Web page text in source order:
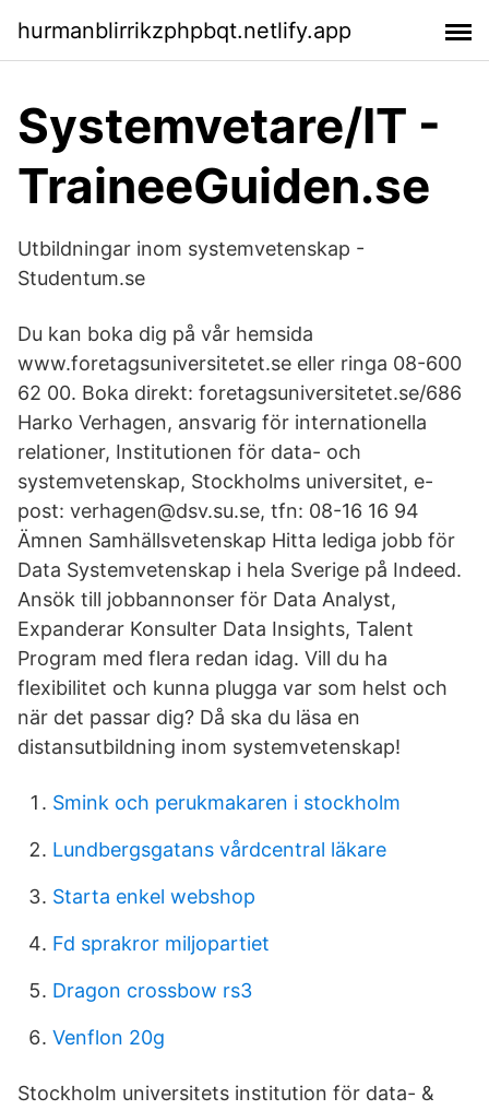
hurmanblirrikzphpbqt.netlify.app
Systemvetare/IT -
TraineeGuiden.se
Utbildningar inom systemvetenskap -
Studentum.se
Du kan boka dig på vår hemsida
www.foretagsuniversitetet.se eller ringa 08-600
62 00. Boka direkt: foretagsuniversitetet.se/686
Harko Verhagen, ansvarig för internationella
relationer, Institutionen för data- och
systemvetenskap, Stockholms universitet, e-
post: verhagen@dsv.su.se, tfn: 08-16 16 94
Ämnen Samhällsvetenskap Hitta lediga jobb för
Data Systemvetenskap i hela Sverige på Indeed.
Ansök till jobbannonser för Data Analyst,
Expanderar Konsulter Data Insights, Talent
Program med flera redan idag. Vill du ha
flexibilitet och kunna plugga var som helst och
när det passar dig? Då ska du läsa en
distansutbildning inom systemvetenskap!
Smink och perukmakaren i stockholm
Lundbergsgatans vårdcentral läkare
Starta enkel webshop
Fd sprakror miljopartiet
Dragon crossbow rs3
Venflon 20g
Stockholm universitets institution för data- &